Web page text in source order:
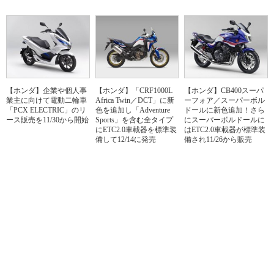
【ホンダ】企業や個人事
業主に向けて電動二輪車
「PCX ELECTRIC」のリ
ース販売を11/30から開始
【ホンダ】「CRF1000L
Africa Twin／DCT」に新
色を追加し「Adventure
Sports」を含む全タイプ
にETC2.0車載器を標準装
備して12/14に発売
【ホンダ】CB400スーパ
ーフォア／スーパーボル
ドールに新色追加！さら
にスーパーボルドールに
はETC2.0車載器が標準装
備され11/26から販売